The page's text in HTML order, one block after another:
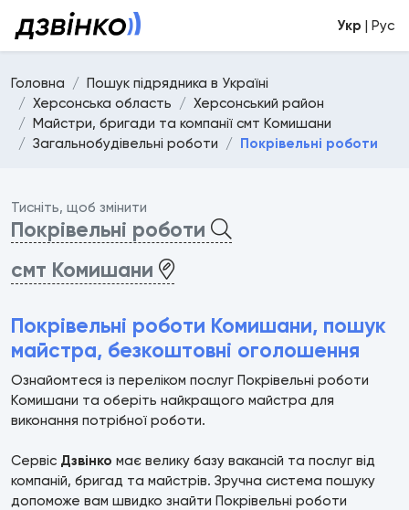
Укр | Рус
Головна
Пошук підрядника в Україні
Херсонська область
Херсонський район
Майстри, бригади та компанії смт Комишани
Загальнобудівельні роботи
Покрівельні роботи
Тисніть, щоб змінити
Покрівельні роботи
смт Комишани
Покрівельні роботи Комишани, пошук
майстра, безкоштовні оголошення
Ознайомтеся із переліком послуг Покрівельні роботи
Комишани та оберіть найкращого майстра для
виконання потрібної роботи.
Сервіс Дзвінко має велику базу вакансій та послуг від
компаній, бригад та майстрів. Зручна система пошуку
допоможе вам швидко знайти Покрівельні роботи